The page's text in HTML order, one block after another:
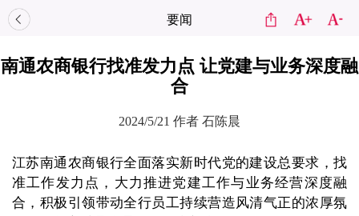
要闻
南通农商银行找准发力点 让党建与业务深度融
合
2024/5/21 作者 石陈晨
江苏南通农商银行全面落实新时代党的建设总要求，找
准工作发力点，大力推进党建工作与业务经营深度融
合，积极引领带动全行员工持续营造风清气正的浓厚氛